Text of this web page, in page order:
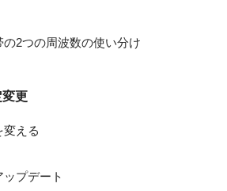
の2つの周波数の使い分け
更
変える
ップデート